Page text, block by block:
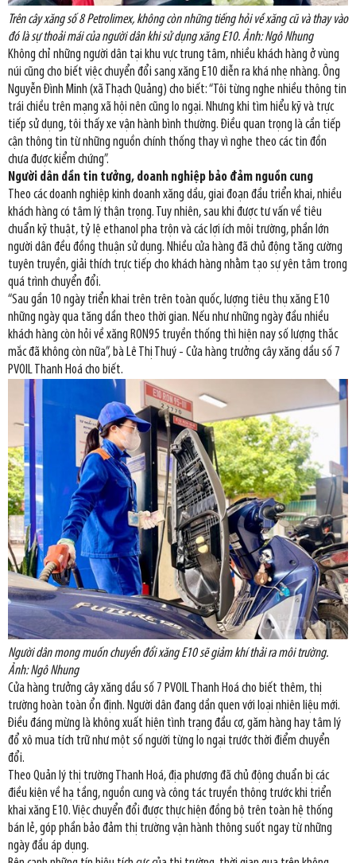
Trên cây xăng số 8 Petrolimex, không còn những tiếng hỏi về xăng cũ và thay vào
đó là sự thoải mái của người dân khi sử dụng xăng E10. Ảnh: Ngô Nhung
Không chỉ những người dân tại khu vực trung tâm, nhiều khách hàng ở vùng
núi cũng cho biết việc chuyển đổi sang xăng E10 diễn ra khá nhẹ nhàng. Ông
Nguyễn Đình Minh (xã Thạch Quảng) cho biết: “Tôi từng nghe nhiều thông tin
trái chiều trên mạng xã hội nên cũng lo ngại. Nhưng khi tìm hiểu kỹ và trực
tiếp sử dụng, tôi thấy xe vận hành bình thường. Điều quan trọng là cần tiếp
cận thông tin từ những nguồn chính thống thay vì nghe theo các tin đồn
chưa được kiểm chứng”.
Người dân dần tin tưởng, doanh nghiệp bảo đảm nguồn cung
Theo các doanh nghiệp kinh doanh xăng dầu, giai đoạn đầu triển khai, nhiều
khách hàng có tâm lý thận trọng. Tuy nhiên, sau khi được tư vấn về tiêu
chuẩn kỹ thuật, tỷ lệ ethanol pha trộn và các lợi ích môi trường, phần lớn
người dân đều đồng thuận sử dụng. Nhiều cửa hàng đã chủ động tăng cường
tuyên truyền, giải thích trực tiếp cho khách hàng nhằm tạo sự yên tâm trong
quá trình chuyển đổi.
“Sau gần 10 ngày triển khai trên trên toàn quốc, lượng tiêu thụ xăng E10
những ngày qua tăng dần theo thời gian. Nếu như những ngày đầu nhiều
khách hàng còn hỏi về xăng RON95 truyền thống thì hiện nay số lượng thắc
mắc đã không còn nữa”, bà Lê Thị Thuý - Cửa hàng trưởng cây xăng dầu số 7
PVOIL Thanh Hoá cho biết.
Người dân mong muốn chuyển đổi xăng E10 sẽ giảm khí thải ra môi trường.
Ảnh: Ngô Nhung
Cửa hàng trưởng cây xăng dầu số 7 PVOIL Thanh Hoá cho biết thêm, thị
trường hoàn toàn ổn định. Người dân đang dần quen với loại nhiên liệu mới.
Điều đáng mừng là không xuất hiện tình trạng đầu cơ, găm hàng hay tâm lý
đổ xô mua tích trữ như một số người từng lo ngại trước thời điểm chuyển
đổi.
Theo Quản lý thị trường Thanh Hoá, địa phương đã chủ động chuẩn bị các
điều kiện về hạ tầng, nguồn cung và công tác truyền thông trước khi triển
khai xăng E10. Việc chuyển đổi được thực hiện đồng bộ trên toàn hệ thống
bán lẻ, góp phần bảo đảm thị trường vận hành thông suốt ngay từ những
ngày đầu áp dụng.